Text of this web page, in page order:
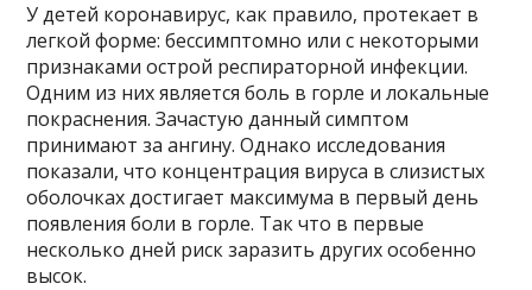
У детей коронавирус, как правило, протекает в
легкой форме: бессимптомно или с некоторыми
признаками острой респираторной инфекции.
Одним из них является боль в горле и локальные
покраснения. Зачастую данный симптом
принимают за ангину. Однако исследования
показали, что концентрация вируса в слизистых
оболочках достигает максимума в первый день
появления боли в горле. Так что в первые
несколько дней риск заразить других особенно
высок.